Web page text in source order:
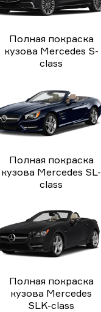
Полная покраска
кузова Mercedes S-
class
Полная покраска
кузова Mercedes SL-
class
Полная покраска
кузова Mercedes
SLK-class